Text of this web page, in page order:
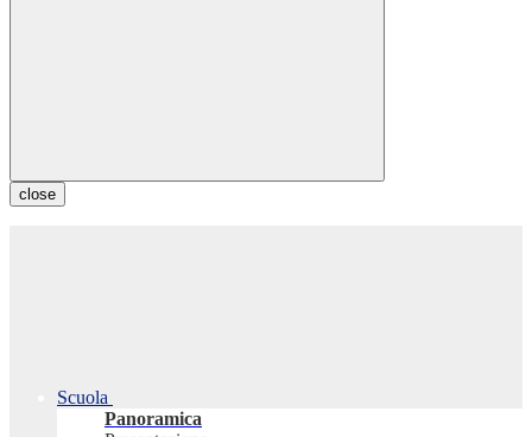
close
Scuola
Panoramica